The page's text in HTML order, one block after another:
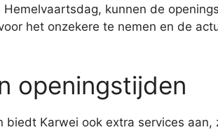
kunnen de
het onzekere te nemen en de
openingstijden
biedt Karwei ook extra services aan,